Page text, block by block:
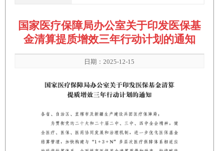
国家医疗保障局办公室关于印发医保基
金清算提质增效三年行动计划的通知
日期：2025-12-15